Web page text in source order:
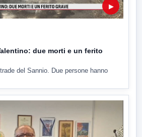
▶
due morti e un ferito
del Sannio. Due persone hanno